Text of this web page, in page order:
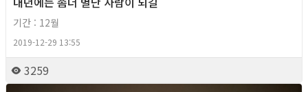
기간 : 12월
2019-12-29 13:55
3259